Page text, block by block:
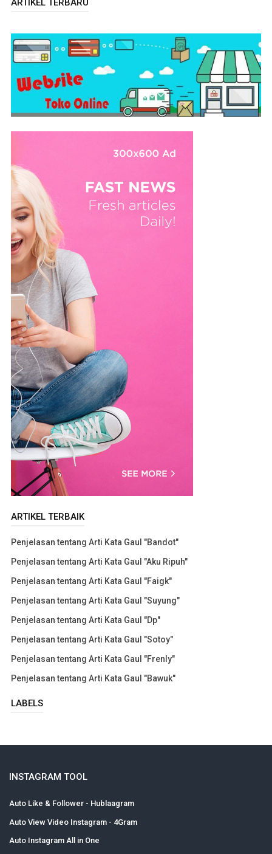
ARTIKEL TERBAIK
Penjelasan tentang Arti Kata Gaul "Bandot"
Penjelasan tentang Arti Kata Gaul "Aku Ripuh"
Penjelasan tentang Arti Kata Gaul "Faigk"
Penjelasan tentang Arti Kata Gaul "Suyung"
Penjelasan tentang Arti Kata Gaul "Dp"
Penjelasan tentang Arti Kata Gaul "Sotoy"
Penjelasan tentang Arti Kata Gaul "Frenly"
Penjelasan tentang Arti Kata Gaul "Bawuk"
LABELS
INSTAGRAM TOOL
Auto Like & Follower - Hublaagram
Auto View Video Instagram - 4Gram
Auto Instagram All in One